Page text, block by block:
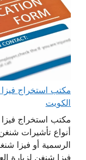
الكويت
مكتب استخراج
أنواع تأشيرات
الرسمية أو فيزا
فيزا شنغن لزيارة